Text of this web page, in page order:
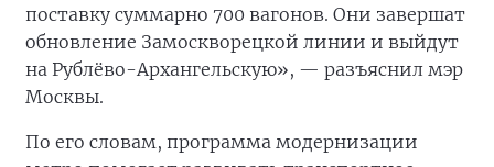
поставку суммарно 700 вагонов. Они завершат
обновление Замоскворецкой линии и выйдут
на Рублёво-Архангельскую», — разъяснил мэр
Москвы.
По его словам, программа модернизации